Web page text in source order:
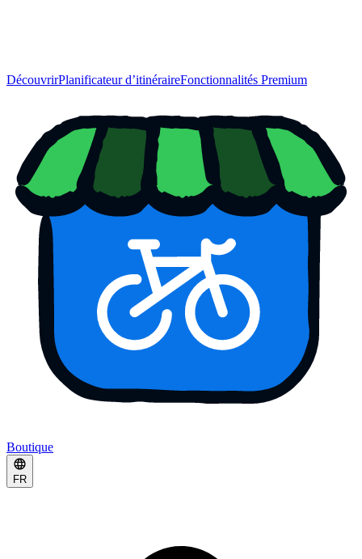
DécouvrirPlanificateur d’itinéraireFonctionnalités Premium
Boutique
FR